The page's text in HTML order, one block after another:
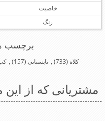
خاصیت
رنگ
برچسب
کلاه (733)
, تابستانی (157)
,
مشتریانی که از